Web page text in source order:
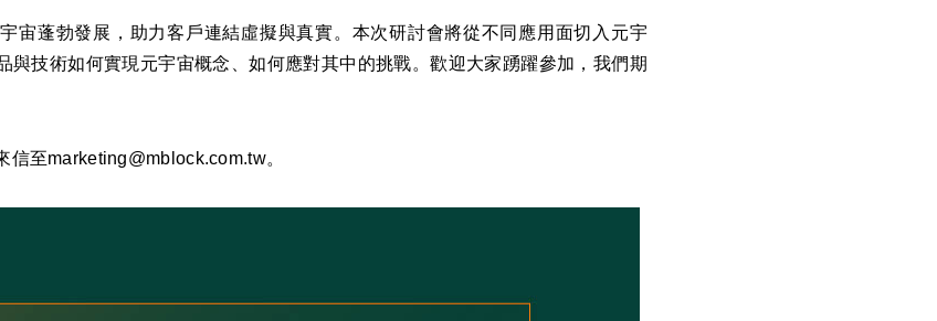
宙蓬勃發展，助力客戶連結虛擬與真實。本次研討會將從不同應用面切入元宇
與技術如何實現元宇宙概念、如何應對其中的挑戰。歡迎大家踴躍參加，我們期
至marketing@mblock.com.tw。